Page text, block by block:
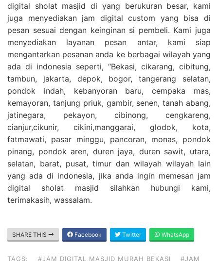
digital sholat masjid di yang berukuran besar, kami
juga menyediakan jam digital custom yang bisa di
pesan sesuai dengan keinginan si pembeli. Kami juga
menyediakan layanan pesan antar, kami siap
mengantarkan pesanan anda ke berbagai wilayah yang
ada di indonesia seperti, “Bekasi, cikarang, cibitung,
tambun, jakarta, depok, bogor, tangerang selatan,
pondok indah, kebanyoran baru, cempaka mas,
kemayoran, tanjung priuk, gambir, senen, tanah abang,
jatinegara, pekayon, cibinong, cengkareng,
cianjur,cikunir, cikini,manggarai, glodok, kota,
fatmawati, pasar minggu, pancoran, monas, pondok
pinang, pondok aren, duren jaya, duren sawit, utara,
selatan, barat, pusat, timur dan wilayah wilayah lain
yang ada di indonesia, jika anda ingin memesan jam
digital sholat masjid silahkan hubungi kami,
terimakasih, wassalam.
SHARE THIS Facebook Twitter WhatsApp
TAGS: #JAM DIGITAL MASJID MURAH BEKASI
#JAM